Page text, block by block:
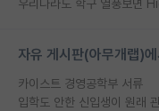
자유 게시판(아무개랩)
카이스트 경영공학부 서류
입학도 안한 신입생이 원래